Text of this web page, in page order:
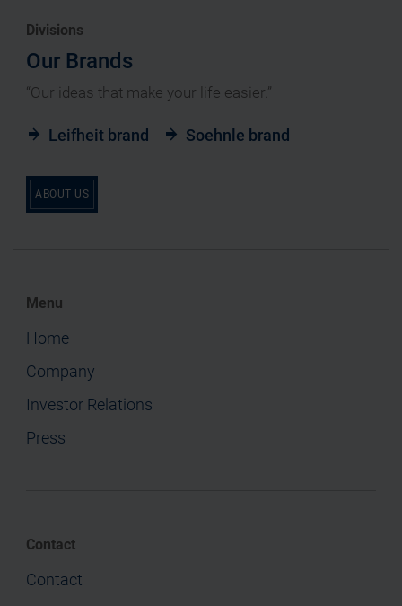
Divisions
Our Brands
“Our ideas that make your life easier.”
Leifheit brand Soehnle brand
ABOUT US
Menu
Home
Company
Investor Relations
Press
Contact
Contact